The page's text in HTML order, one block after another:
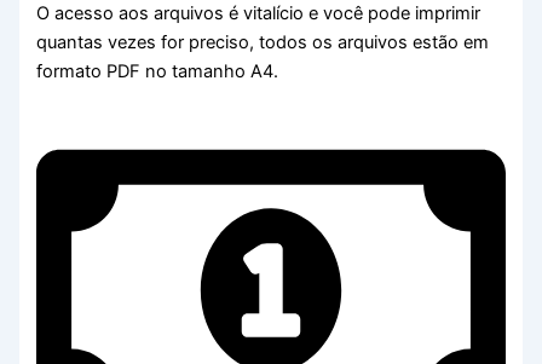
O acesso aos arquivos é vitalício e você pode imprimir
quantas vezes for preciso, todos os arquivos estão em
formato PDF no tamanho A4.